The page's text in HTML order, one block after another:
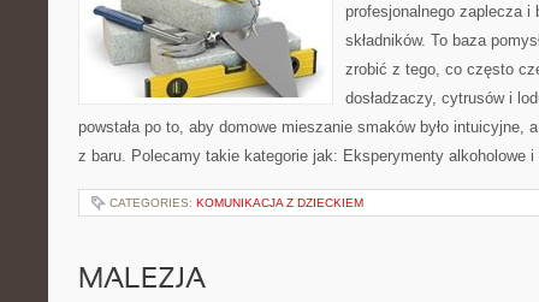
profesjonalnego zaplecza i
składników. To baza
zrobić z tego, co często
dosładzaczy, cytrusów i
powstała po to, aby domowe mieszanie smaków było intuicyjne,
z baru. Polecamy takie kategorie jak: Eksperymenty alkoholowe
CATEGORIES: KOMUNIKACJA Z DZIECKIEM
MALEZJA